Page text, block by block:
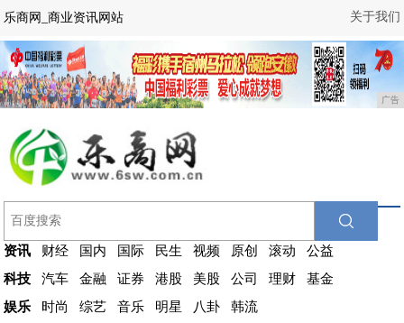
关于我们
乐商网_商业资讯网站
广告
资讯 财经 国内 国际 民生 视频 原创 滚动
公益
科技
汽车 金融 证券 港股 美股 公司 理财
基金
娱乐
时尚 综艺 音乐 明星 八卦
韩流